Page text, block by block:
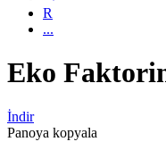
R
...
Eko
İndir
Panoya kopyala